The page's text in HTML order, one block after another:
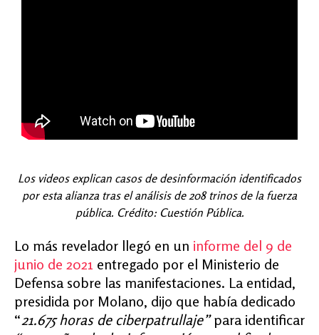
Los videos explican casos de desinformación identificados
por esta alianza tras el análisis de 208 trinos de la fuerza
pública. Crédito: Cuestión Pública.
Lo más revelador llegó en un informe del 9 de
junio de 2021 entregado por el Ministerio de
Defensa sobre las manifestaciones. La entidad,
presidida por Molano, dijo que había dedicado
“21.675 horas de ciberpatrullaje”para identificar